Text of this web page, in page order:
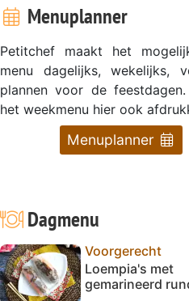
Menuplanner
Petitchef maakt het
menu dagelijks, wekelijks,
plannen voor de
het weekmenu hier ook
Menuplanner
Dagmenu
Voorgerecht
Loempia's met
gemarineerd